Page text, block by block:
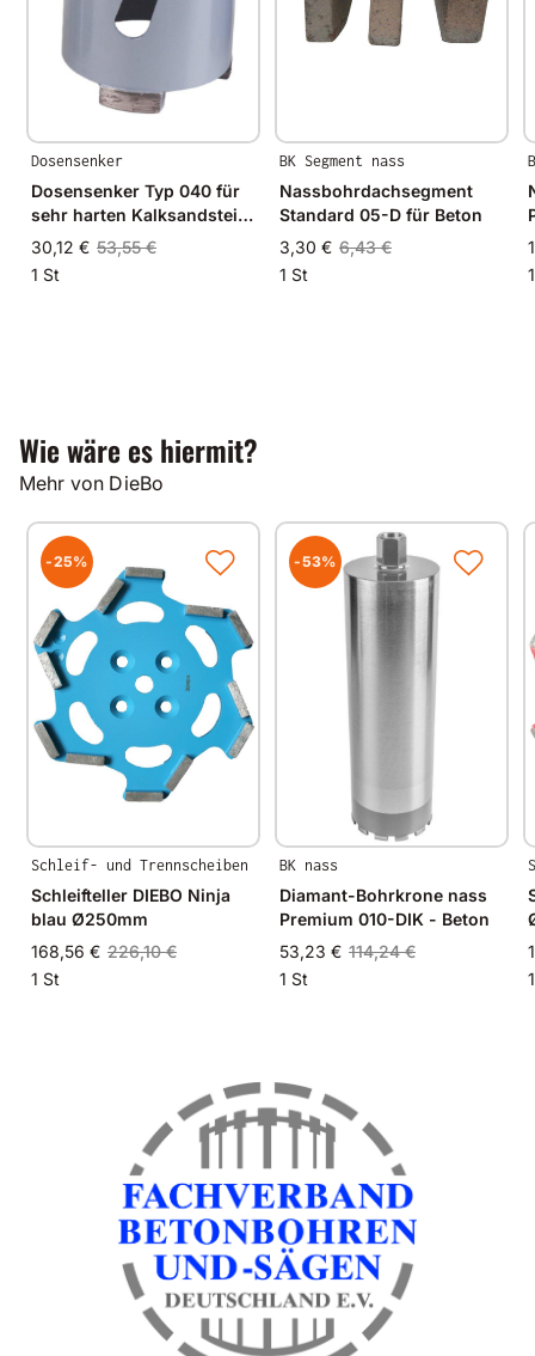
Dosensenker
Dosensenker Typ 040 für
sehr harten Kalksandstein
und Klinker
30,12 € 53,55 €
1 St
BK Segment nass
Nassbohrdachsegment
Standard 05-D für Beton
3,30 € 6,43 €
1 St
Wie wäre es hiermit?
Mehr von DieBo
-25%
Schleif- und Trennscheiben
Schleifteller DIEBO Ninja
blau Ø250mm
168,56 € 226,10 €
1 St
-53%
BK nass
Diamant-Bohrkrone nass
Premium 010-DIK - Beton
53,23 € 114,24 €
1 St